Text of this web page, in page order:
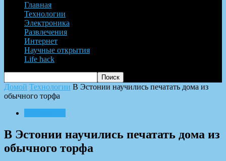
Главная
Технологии
Электроника
Развлечения
Интернет
Научные открытия
Life hack
Домой Технологии В Эстонии научились печатать дома из
обычного торфа
В Эстонии научились печатать дома из
обычного торфа